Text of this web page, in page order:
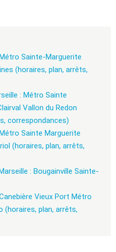
Sainte-Marguerite
(horaires, plan, arrêts,
: Métro Sainte
Vallon du Redon
correspondances)
Sainte Marguerite
(horaires, plan, arrêts,
: Bougainville Sainte-
Vieux Port Métro
(horaires, plan, arrêts,